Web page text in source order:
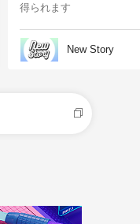
得られます
New Story